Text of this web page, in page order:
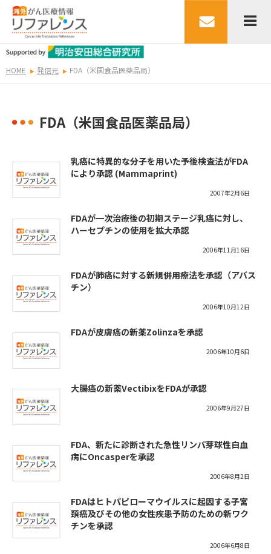
HOME 発信元 FDA（米国食品医薬品局）
FDA（米国食品医薬品局）
乳癌に特異的な分子を用いた予後検査法がFDA
により承認 (Mammaprint)
2007年2月6日
FDAが一次治療後の初期ステージ乳癌に対し、
ハーセプチンの使用を拡大承認
2006年11月16日
FDAが肺癌に対する新規併用療法を承認（アバス
チン）
2006年10月12日
FDAが皮膚癌の新薬Zolinzaを承認
2006年10月6日
大腸癌の新薬VectibixをFDAが承認
2006年9月27日
FDA、新たに診断された急性リンパ芽球性白血
病にOncasperを承認
2006年8月2日
FDAはヒトパピローマウイルスに起因する子宮
頚癌及びその他の女性疾患予防のための新ワク
チンを承認
2006年6月8日